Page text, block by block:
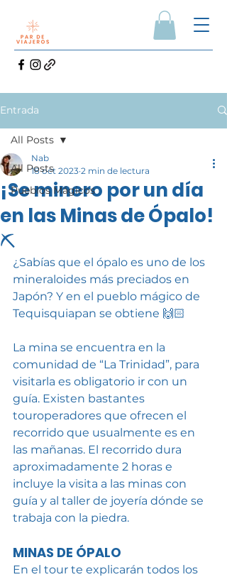
Entrada
All Posts
Pueblos Mágicos
All Posts
¡Se minero por un día
en las Minas de Ópalo!
⛏
Nab
18 oct 2023 2 min de lectura
¿Sabías que el ópalo es uno de los
mineraloides más preciados en
Japón? Y en el pueblo mágico de
Tequisquiapan se obtiene 🙌🏻
La mina se encuentra en la
comunidad de “La Trinidad”, para
visitarla es obligatorio ir con un
guía. Existen bastantes
touroperadores que ofrecen el
recorrido que usualmente es en
las mañanas. El recorrido dura
aproximadamente 2 horas e
incluye la visita a las minas con
guía y al taller de joyería dónde se
trabaja con la piedra.
MINAS DE ÓPALO
En el tour te explicarán todos los